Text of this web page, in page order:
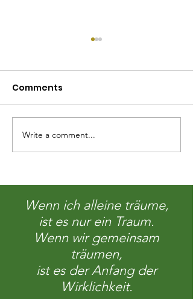
Martin Senfuma
Comments
Write a comment...
Wenn ich alleine träume,
ist es nur ein Traum.
Wenn wir gemeinsam
träumen,
ist es der Anfang der
Wirklichkeit.